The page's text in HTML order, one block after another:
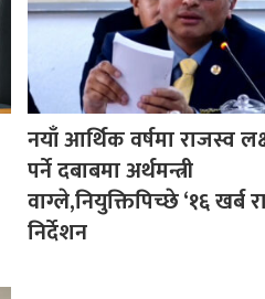
नयाँ आर्थिक वर्षमा राजस्व
पर्ने दबाबमा अर्थमन्त्री
वाग्ले,नियुक्तिपिच्छे ‘१६ खर्ब
निर्देशन